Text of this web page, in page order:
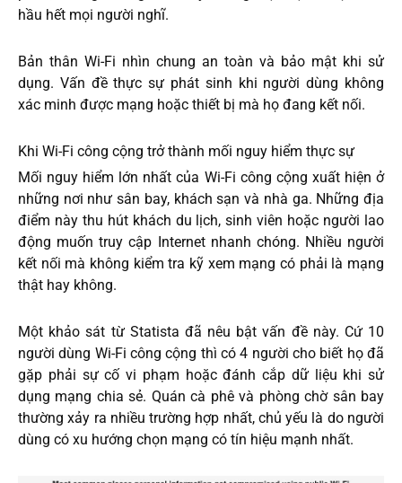
hầu hết mọi người nghĩ.
Bản thân Wi-Fi nhìn chung an toàn và bảo mật khi sử
dụng. Vấn đề thực sự phát sinh khi người dùng không
xác minh được mạng hoặc thiết bị mà họ đang kết nối.
Khi Wi-Fi công cộng trở thành mối nguy hiểm thực sự
Mối nguy hiểm lớn nhất của Wi-Fi công cộng xuất hiện ở
những nơi như sân bay, khách sạn và nhà ga. Những địa
điểm này thu hút khách du lịch, sinh viên hoặc người lao
động muốn truy cập Internet nhanh chóng. Nhiều người
kết nối mà không kiểm tra kỹ xem mạng có phải là mạng
thật hay không.
Một khảo sát từ Statista đã nêu bật vấn đề này. Cứ 10
người dùng Wi-Fi công cộng thì có 4 người cho biết họ đã
gặp phải sự cố vi phạm hoặc đánh cắp dữ liệu khi sử
dụng mạng chia sẻ. Quán cà phê và phòng chờ sân bay
thường xảy ra nhiều trường hợp nhất, chủ yếu là do người
dùng có xu hướng chọn mạng có tín hiệu mạnh nhất.